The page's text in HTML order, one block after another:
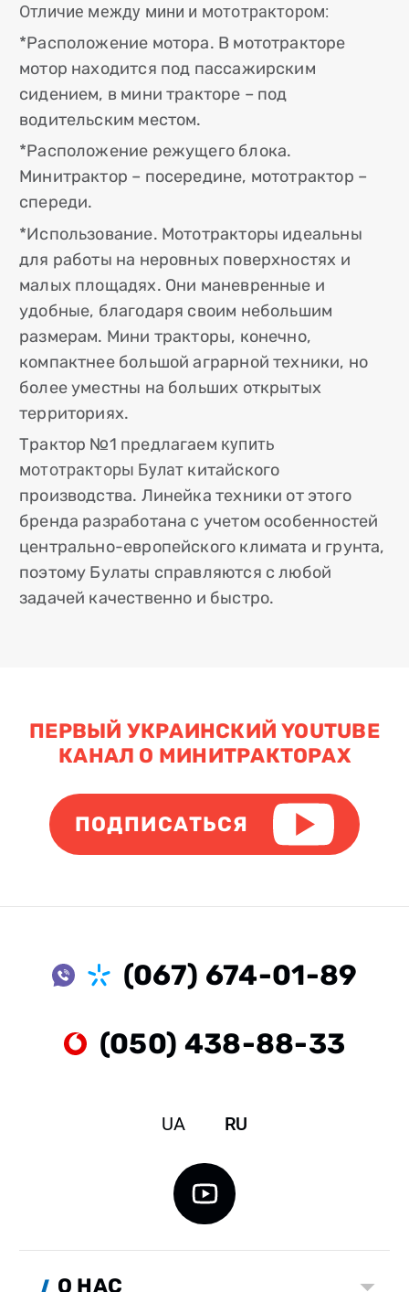
Отличие между мини и мототрактором:
*Расположение мотора. В мототракторе
мотор находится под пассажирским
сидением, в мини тракторе – под
водительским местом.
*Расположение режущего блока.
Минитрактор – посередине, мототрактор –
спереди.
*Использование. Мототракторы идеальны
для работы на неровных поверхностях и
малых площадях. Они маневренные и
удобные, благодаря своим небольшим
размерам. Мини тракторы, конечно,
компактнее большой аграрной техники, но
более уместны на больших открытых
территориях.
Трактор №1 предлагаем купить
мототракторы Булат китайского
производства. Линейка техники от этого
бренда разработана с учетом особенностей
центрально-европейского климата и грунта,
поэтому Булаты справляются с любой
задачей качественно и быстро.
ПЕРВЫЙ УКРАИНСКИЙ YOUTUBE
КАНАЛ О МИНИТРАКТОРАХ
ПОДПИСАТЬСЯ
(067) 674-01-89
(050) 438-88-33
UA RU
О НАС